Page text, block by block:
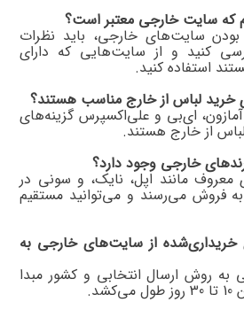
که سایت خارجی معتبر است؟
بودن سایت‌های خارجی، باید نظرات
کنید و از سایت‌هایی که دارای
استفاده کنید.
لباس از خارج مناسب هستند؟
ای‌بی و علی‌اکسپرس گزینه‌های
از خارج هستند.
خارجی وجود دارد؟
معروف مانند اپل، نایک، و سونی در
فروش می‌رسند و می‌توانید مستقیم
خریداری‌شده از سایت‌های خارجی به
به روش ارسال انتخابی و کشور مبدا
.